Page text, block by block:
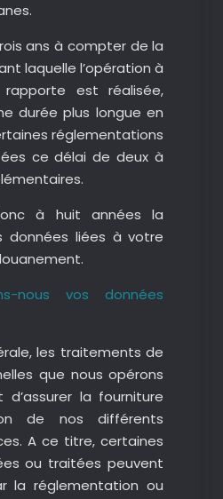
ans à compter de la
laquelle l’opération à
est réalisée,
durée plus longue en
réglementations
ce délai de deux à
à huit années la
données liées à votre
nous vos données
les traitements de
que nous opérons
la fourniture
de nos différents
A ce titre, certaines
ou traitées peuvent
la réglementation ou